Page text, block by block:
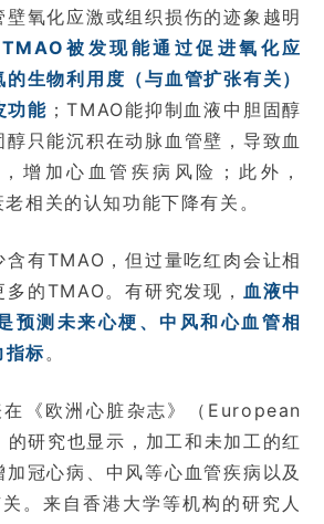
氧化应激或组织损伤的迹象越明
TMAO被发现能通过促进氧化应
生物利用度（与血管扩张有关）
功能 ；TMAO能抑制血液中胆固醇
只能沉积在动脉血管壁，导致血
增加心血管疾病风险；此外，
相关的认知功能下降有关。
含有TMAO，但过量吃红肉会让相
的TMAO。有研究发现， 血液中
预测未来心梗、中风和心血管相
指标。
《欧洲心脏杂志》（European
研究也显示，加工和未加工的红
冠心病、中风等心血管疾病以及
。来自香港大学等机构的研究人